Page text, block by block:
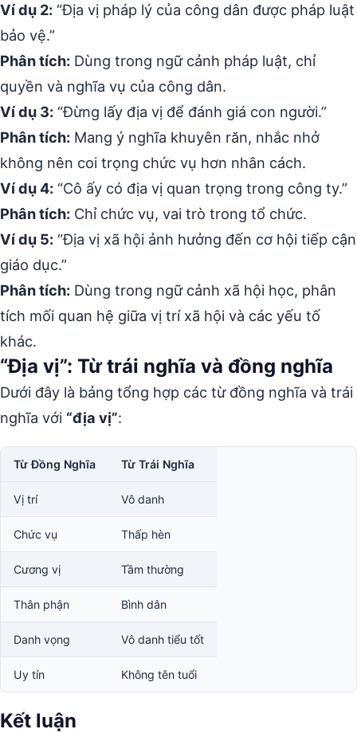
Ví dụ 2: “Địa vị pháp lý của công dân được pháp luật
bảo vệ.”
Phân tích: Dùng trong ngữ cảnh pháp luật, chỉ
quyền và nghĩa vụ của công dân.
Ví dụ 3: “Đừng lấy địa vị để đánh giá con người.”
Phân tích: Mang ý nghĩa khuyên răn, nhắc nhở
không nên coi trọng chức vụ hơn nhân cách.
Ví dụ 4: “Cô ấy có địa vị quan trọng trong công ty.”
Phân tích: Chỉ chức vụ, vai trò trong tổ chức.
Ví dụ 5: “Địa vị xã hội ảnh hưởng đến cơ hội tiếp cận
giáo dục.”
Phân tích: Dùng trong ngữ cảnh xã hội học, phân
tích mối quan hệ giữa vị trí xã hội và các yếu tố
khác.
“Địa vị”: Từ trái nghĩa và đồng nghĩa
Dưới đây là bảng tổng hợp các từ đồng nghĩa và trái
nghĩa với “địa vị”:
Từ Đồng Nghĩa Từ Trái Nghĩa
Vị trí Vô danh
Chức vụ Thấp hèn
Cương vị Tầm thường
Thân phận Bình dân
Danh vọng Vô danh tiểu tốt
Uy tín Không tên tuổi
Kết luận